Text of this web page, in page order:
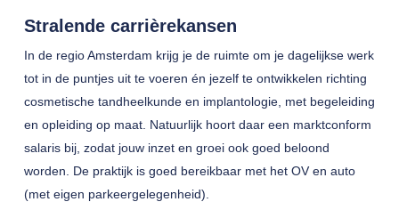
Stralende carrièrekansen
In de regio Amsterdam krijg je de ruimte om je dagelijkse werk
tot in de puntjes uit te voeren én jezelf te ontwikkelen richting
cosmetische tandheelkunde en implantologie, met begeleiding
en opleiding op maat. Natuurlijk hoort daar een marktconform
salaris bij, zodat jouw inzet en groei ook goed beloond
worden. De praktijk is goed bereikbaar met het OV en auto
(met eigen parkeergelegenheid).